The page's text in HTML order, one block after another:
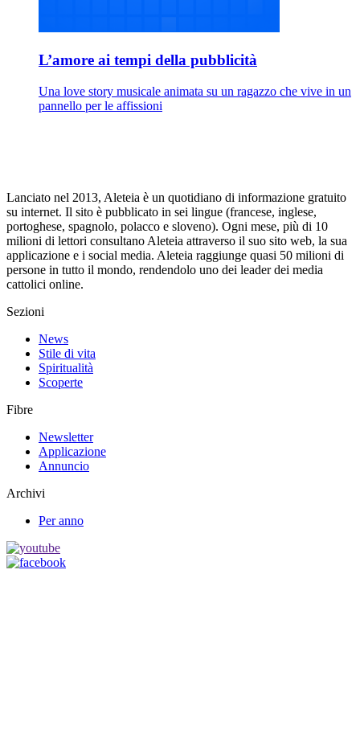
L’amore ai tempi della pubblicità
Una love story musicale animata su un ragazzo che vive in un
pannello per le affissioni
Lanciato nel 2013, Aleteia è un quotidiano di informazione gratuito
su internet. Il sito è pubblicato in sei lingue (francese, inglese,
portoghese, spagnolo, polacco e sloveno). Ogni mese, più di 10
milioni di lettori consultano Aleteia attraverso il suo sito web, la sua
applicazione e i social media. Aleteia raggiunge quasi 50 milioni di
persone in tutto il mondo, rendendolo uno dei leader dei media
cattolici online.
Sezioni
News
Stile di vita
Spiritualità
Scoperte
Fibre
Newsletter
Applicazione
Annuncio
Archivi
Per anno